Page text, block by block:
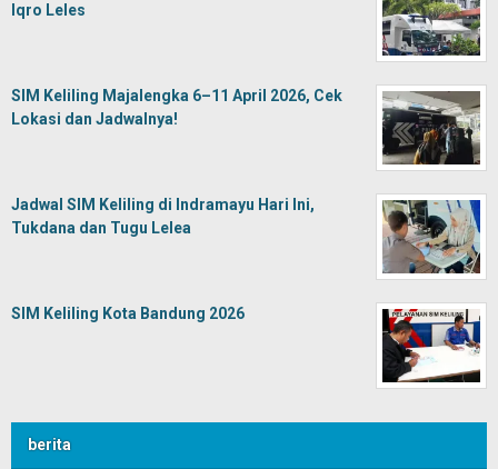
Iqro Leles
SIM Keliling Majalengka 6–11 April 2026, Cek
Lokasi dan Jadwalnya!
Jadwal SIM Keliling di Indramayu Hari Ini,
Tukdana dan Tugu Lelea
SIM Keliling Kota Bandung 2026
berita